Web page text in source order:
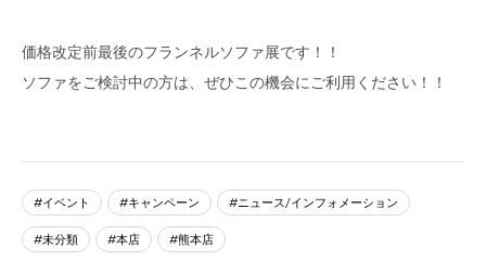
価格改定前最後のフランネルソファ展です！！
ソファをご検討中の方は、ぜひこの機会にご利用ください！！
イベント キャンペーン ニュース/インフォメーション
未分類 本店 熊本店